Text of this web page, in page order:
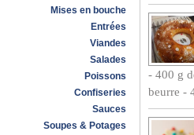
Mises en bouche
Entrées
Viandes
Salades
Poissons
Confiseries
Sauces
Soupes & Potages
- 400 g
beurre -